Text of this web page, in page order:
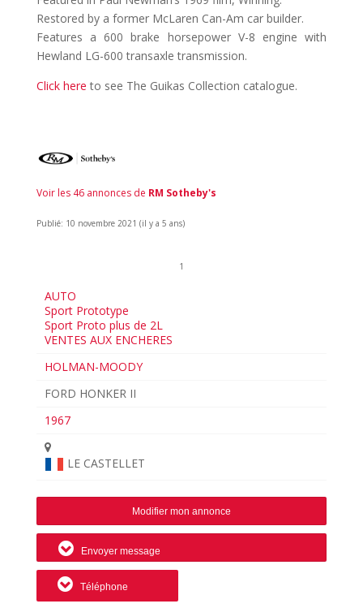
Restored by a former McLaren Can-Am car builder.
Features a 600 brake horsepower V-8 engine with
Hewland LG-600 transaxle transmission.
Click here to see The Guikas Collection catalogue.
Voir les 46 annonces de RM Sotheby's
Publié: 10 novembre 2021 (il y a 5 ans)
1
AUTO
Sport Prototype
Sport Proto plus de 2L
VENTES AUX ENCHERES
HOLMAN-MOODY
FORD HONKER II
1967
LE CASTELLET
Modifier mon annonce
Envoyer message
Téléphone